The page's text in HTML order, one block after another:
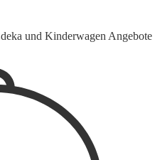
und Kinderwagen Angebote